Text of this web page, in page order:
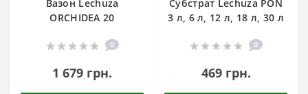
Вазон Lechuza
ORCHIDEA 20
0
1 679 грн.
Субстрат Lechuza PON
3 л, 6 л, 12 л, 18 л, 30 л
0
469 грн.